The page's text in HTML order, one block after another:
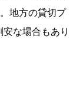
地方の貸切プ
な場合もあり